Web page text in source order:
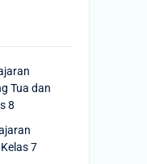
Tua dan
8
7